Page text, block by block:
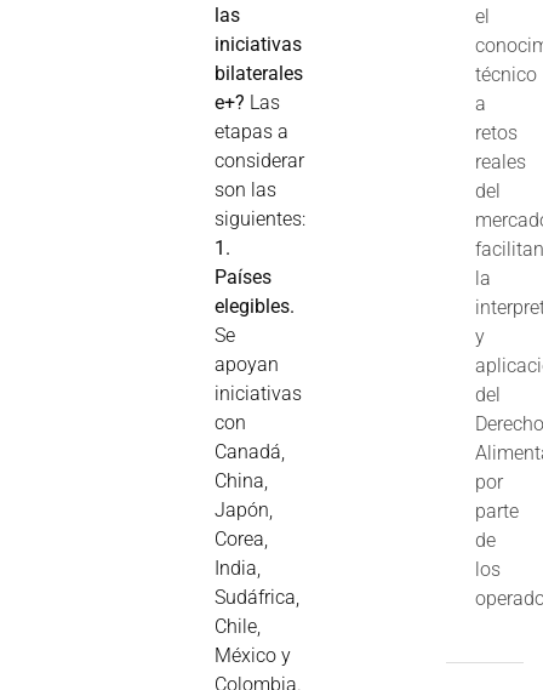
las
iniciativas
bilaterales
e+? Las
etapas a
considerar
son las
siguientes:
1.
Países
elegibles.
Se
apoyan
iniciativas
con
Canadá,
China,
Japón,
Corea,
India,
Sudáfrica,
Chile,
México y
Colombia.
el
técnico
a
retos
reales
del
la
y
del
por
parte
de
los